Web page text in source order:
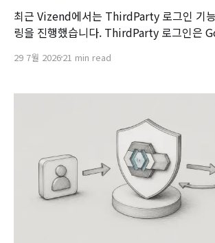
최근 Vizend에서는 ThirdParty 로그인 기
링을 진행했습니다. ThirdParty 로그인은
확인하고, 그 결과를 Vizend의 내부 사용자
계정으로 로그인" 버튼처럼 보이지만, 서버
29 7월 202621 min read